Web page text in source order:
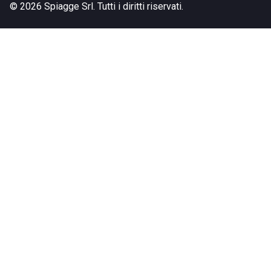
© 2026 Spiagge Srl. Tutti i diritti riservati.